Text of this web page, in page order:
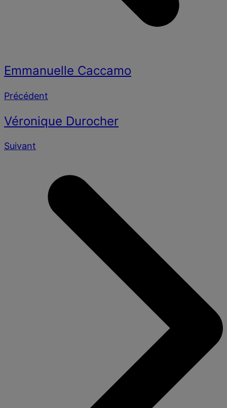
Emmanuelle Caccamo
Précédent
Véronique Durocher
Suivant